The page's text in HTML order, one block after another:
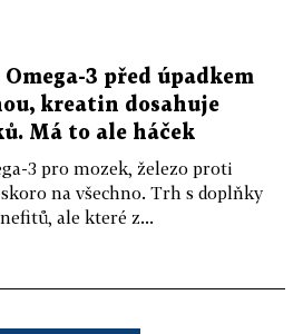
3 před úpadkem
kreatin dosahuje
Má to ale háček
3 pro mozek, železo proti
na všechno. Trh s doplňky
ale které z...